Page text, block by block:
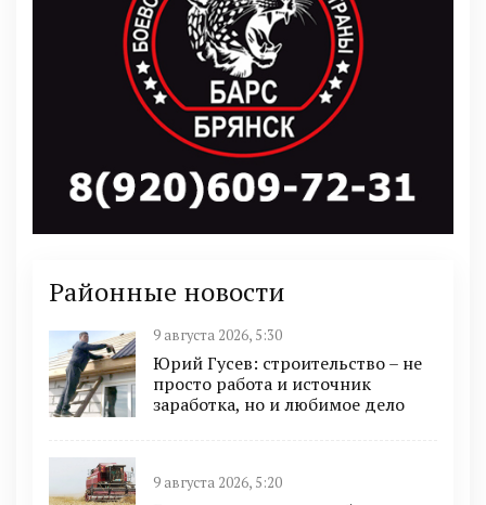
Районные новости
9 августа 2026, 5:30
Юрий Гусев: строительство – не
просто работа и источник
заработка, но и любимое дело
9 августа 2026, 5:20